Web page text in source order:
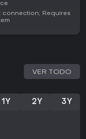
antes de su
confirmadas como la
te gustan los
de recursos en
Eso sí, al no estar
evolución con
Requires
VER TODO
1Y 2Y 3Y